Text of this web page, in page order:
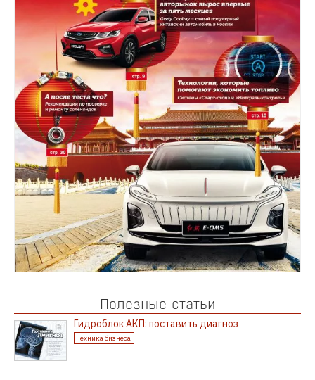
Полезные статьи
Гидроблок АКП: поставить диагноз
Техника бизнеса